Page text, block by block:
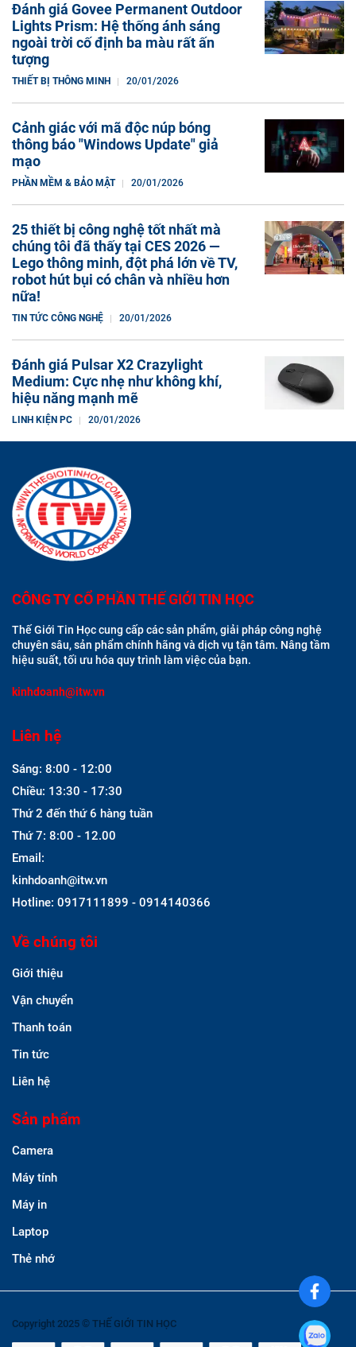
Đánh giá Govee Permanent Outdoor
Lights Prism: Hệ thống ánh sáng
ngoài trời cố định ba màu rất ấn
tượng
THIẾT BỊ THÔNG MINH 20/01/2026
Cảnh giác với mã độc núp bóng
thông báo "Windows Update" giả
mạo
PHẦN MỀM & BẢO MẬT 20/01/2026
25 thiết bị công nghệ tốt nhất mà
chúng tôi đã thấy tại CES 2026 —
Lego thông minh, đột phá lớn về TV,
robot hút bụi có chân và nhiều hơn
nữa!
TIN TỨC CÔNG NGHỆ 20/01/2026
Đánh giá Pulsar X2 Crazylight
Medium: Cực nhẹ như không khí,
hiệu năng mạnh mẽ
LINH KIỆN PC 20/01/2026
CÔNG TY CỔ PHẦN THẾ GIỚI TIN HỌC
Thế Giới Tin Học cung cấp các sản phẩm, giải pháp công nghệ
chuyên sâu, sản phẩm chính hãng và dịch vụ tận tâm. Nâng tầm
hiệu suất, tối ưu hóa quy trình làm việc của bạn.
kinhdoanh@itw.vn
Liên hệ
Sáng: 8:00 - 12:00
Chiều: 13:30 - 17:30
Thứ 2 đến thứ 6 hàng tuần
Thứ 7: 8:00 - 12.00
Email:
kinhdoanh@itw.vn
Hotline: 0917111899 - 0914140366
Về chúng tôi
Giới thiệu
Vận chuyển
Thanh toán
Tin tức
Liên hệ
Sản phẩm
Camera
Máy tính
Máy in
Laptop
Thẻ nhớ
Copyright 2025 © THẾ GIỚI TIN HỌC